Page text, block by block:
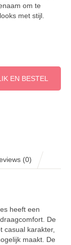
om te
met stijl.
EN BESTEL
(0)
heeft een
De
casual karakter,
maakt. De